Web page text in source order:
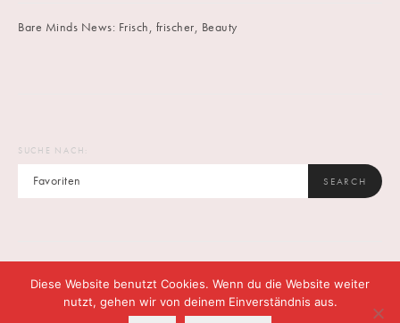
Bare Minds News: Frisch, frischer, Beauty
SUCHE NACH:
SEARCH
DATENSCHUTZ CONTACT
Diese Website benutzt Cookies. Wenn du die Website weiter
nutzt, gehen wir von deinem Einverständnis aus.